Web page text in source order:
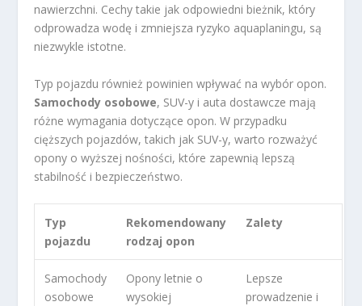
nawierzchni. Cechy takie jak odpowiedni bieżnik, który
odprowadza wodę i zmniejsza ryzyko aquaplaningu, są
niezwykle istotne.
Typ pojazdu również powinien wpływać na wybór opon.
Samochody osobowe, SUV-y i auta dostawcze mają
różne wymagania dotyczące opon. W przypadku
cięższych pojazdów, takich jak SUV-y, warto rozważyć
opony o wyższej nośności, które zapewnią lepszą
stabilność i bezpieczeństwo.
Typ
pojazdu
Rekomendowany
rodzaj opon
Zalety
Samochody
osobowe
Opony letnie o
wysokiej
Lepsze
prowadzenie i